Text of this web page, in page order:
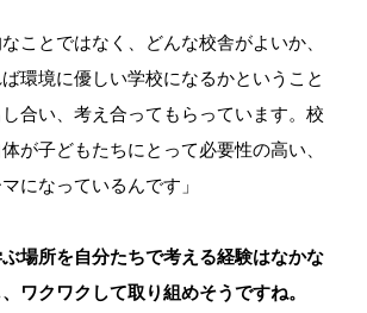
ことではなく、どんな校舎がよいか、
環境に優しい学校になるかということ
合い、考え合ってもらっています。校
が子どもたちにとって必要性の高い、
になっているんです」
場所を自分たちで考える経験はなかな
ワクワクして取り組めそうですね。